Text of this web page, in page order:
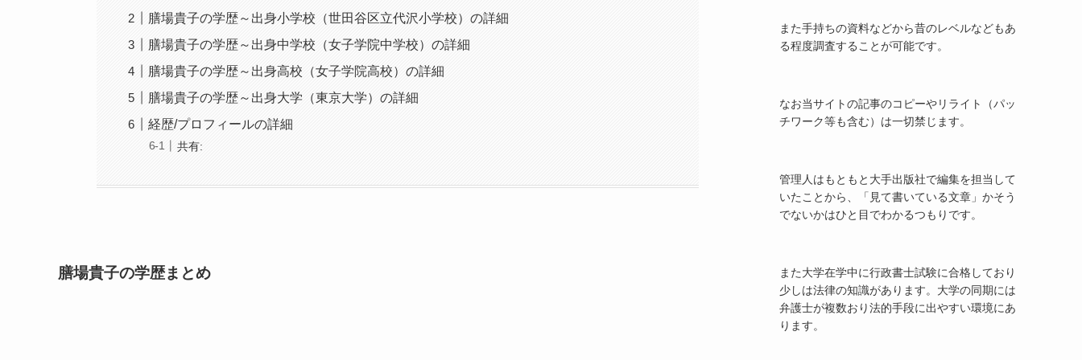
膳場貴子の学歴～出身小学校（世田谷区立代沢小学校）の詳細
膳場貴子の学歴～出身中学校（女子学院中学校）の詳細
膳場貴子の学歴～出身高校（女子学院高校）の詳細
膳場貴子の学歴～出身大学（東京大学）の詳細
経歴/プロフィールの詳細
共有:
膳場貴子の学歴まとめ
また手持ちの資料などから昔のレベルなどもあ
る程度調査することが可能です。
なお当サイトの記事のコピーやリライト（パッ
チワーク等も含む）は一切禁じます。
管理人はもともと大手出版社で編集を担当して
いたことから、「見て書いている文章」かそう
でないかはひと目でわかるつもりです。
また大学在学中に行政書士試験に合格しており
少しは法律の知識があります。大学の同期には
弁護士が複数おり法的手段に出やすい環境にあ
ります。